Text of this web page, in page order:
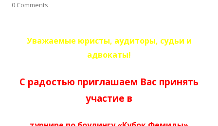
0 Comments
Уважаемые юристы, аудиторы, судьи и
адвокаты!
С радостью приглашаем Вас принять
участие в